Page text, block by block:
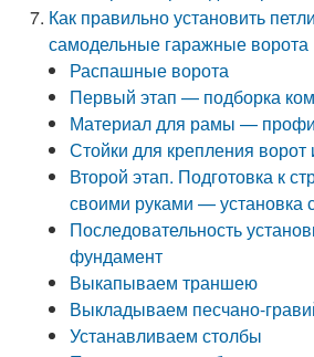
Как правильно установить
самодельные гаражные ворота
Распашные ворота
Первый этап — подборка
Материал для рамы —
Стойки для крепления ворот
Второй этап. Подготовка к
своими руками — установка
Последовательность
фундамент
Выкапываем траншею
Выкладываем песчано-
Устанавливаем столбы